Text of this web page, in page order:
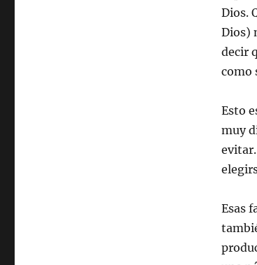
Dios.
Dios)
decir
como
Esto
muy
Esas